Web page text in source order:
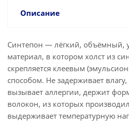
Описание
Синтепон — лёгкий, объёмный,
материал, в котором холст из
скрепляется клеевым
способом. Не задерживает
вызывает аллергии, держит
волокон, из которых
выдерживает температурную